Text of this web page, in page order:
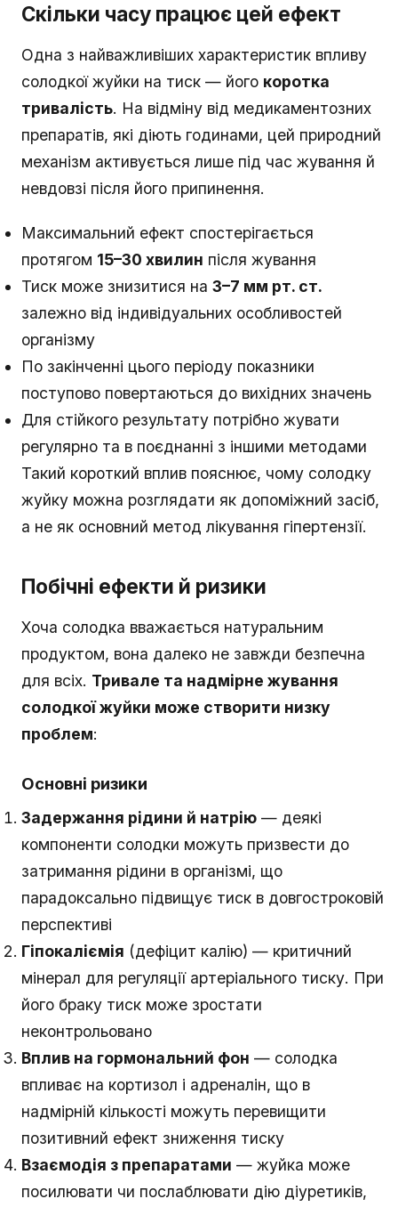
Скільки часу працює цей ефект
Одна з найважливіших характеристик впливу
солодкої жуйки на тиск — його коротка
тривалість. На відміну від медикаментозних
препаратів, які діють годинами, цей природний
механізм активується лише під час жування й
невдовзі після його припинення.
Максимальний ефект спостерігається
протягом 15–30 хвилин після жування
Тиск може знизитися на 3–7 мм рт. ст.
залежно від індивідуальних особливостей
організму
По закінченні цього періоду показники
поступово повертаються до вихідних значень
Для стійкого результату потрібно жувати
регулярно та в поєднанні з іншими методами
Такий короткий вплив пояснює, чому солодку
жуйку можна розглядати як допоміжний засіб,
а не як основний метод лікування гіпертензії.
Побічні ефекти й ризики
Хоча солодка вважається натуральним
продуктом, вона далеко не завжди безпечна
для всіх. Тривале та надмірне жування
солодкої жуйки може створити низку
проблем:
Основні ризики
Задержання рідини й натрію — деякі
компоненти солодки можуть призвести до
затримання рідини в організмі, що
парадоксально підвищує тиск в довгостроковій
перспективі
Гіпокаліємія (дефіцит калію) — критичний
мінерал для регуляції артеріального тиску. При
його браку тиск може зростати
неконтрольовано
Вплив на гормональний фон — солодка
впливає на кортизол і адреналін, що в
надмірній кількості можуть перевищити
позитивний ефект зниження тиску
Взаємодія з препаратами — жуйка може
посилювати чи послаблювати дію діуретиків,